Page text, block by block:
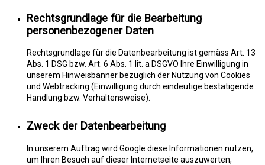
Rechtsgrundlage für die Bearbeitung
personenbezogener Daten
Rechtsgrundlage für die Datenbearbeitung ist gemäss Art. 13
Abs. 1 DSG bzw. Art. 6 Abs. 1 lit. a DSGVO Ihre Einwilligung in
unserem Hinweisbanner bezüglich der Nutzung von Cookies
und Webtracking (Einwilligung durch eindeutige bestätigende
Handlung bzw. Verhaltensweise).
Zweck der Datenbearbeitung
In unserem Auftrag wird Google diese Informationen nutzen,
um Ihren Besuch auf dieser Internetseite auszuwerten,